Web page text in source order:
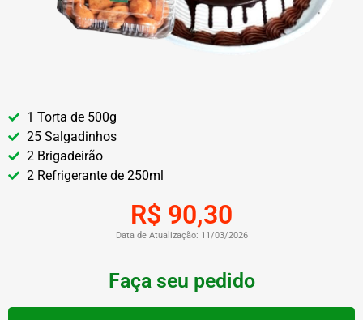
1 Torta de 500g
25 Salgadinhos
2 Brigadeirão
2 Refrigerante de 250ml
R$ 90,30
Data de Atualização: 11/03/2026
Faça seu pedido